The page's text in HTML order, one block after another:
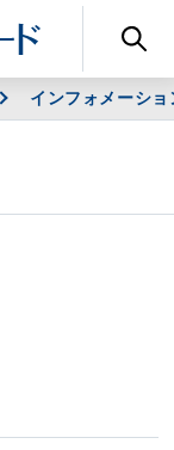
インフォメーショ